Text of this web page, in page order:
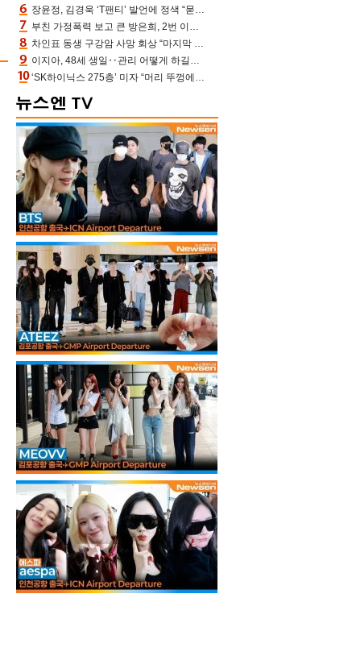
장윤정, 김경욱 ‘T팬티’ 발언에 정색 “묻지 않았는데, 그것도 성희롱”(장공장)
부친 가정폭력 보고 큰 방은희, 2번 이혼 후 잠수→母 고독사에 자책(특종세상)[어제TV]
차인표 동생 구강암 사망 회상 “마지막 순간 동생 손 잡아준 신애라, 두고두고 고마워” (신애라이프)
이지아, 48세 생일‥관리 어떻게 하길래 놀라운 동안 미모
‘SK하이닉스 275층’ 미자 “머리 뚜껑에서 사, 주식만 안 해도 돈 버는 것”